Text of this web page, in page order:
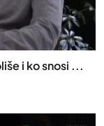
i ko snosi ...